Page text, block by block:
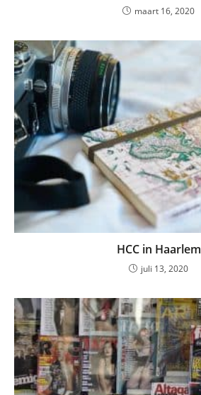
maart 16, 2020
HCC in Haarlem
juli 13, 2020